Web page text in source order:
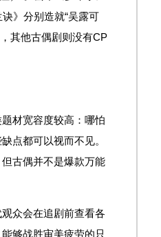
》分别造就“吴露可
其他古偶剧则没有CP
材宽容度较高：哪怕
点都可以视而不见。
古偶并不是爆款万能
众会在追剧前查看各
够战胜审美疲劳的只